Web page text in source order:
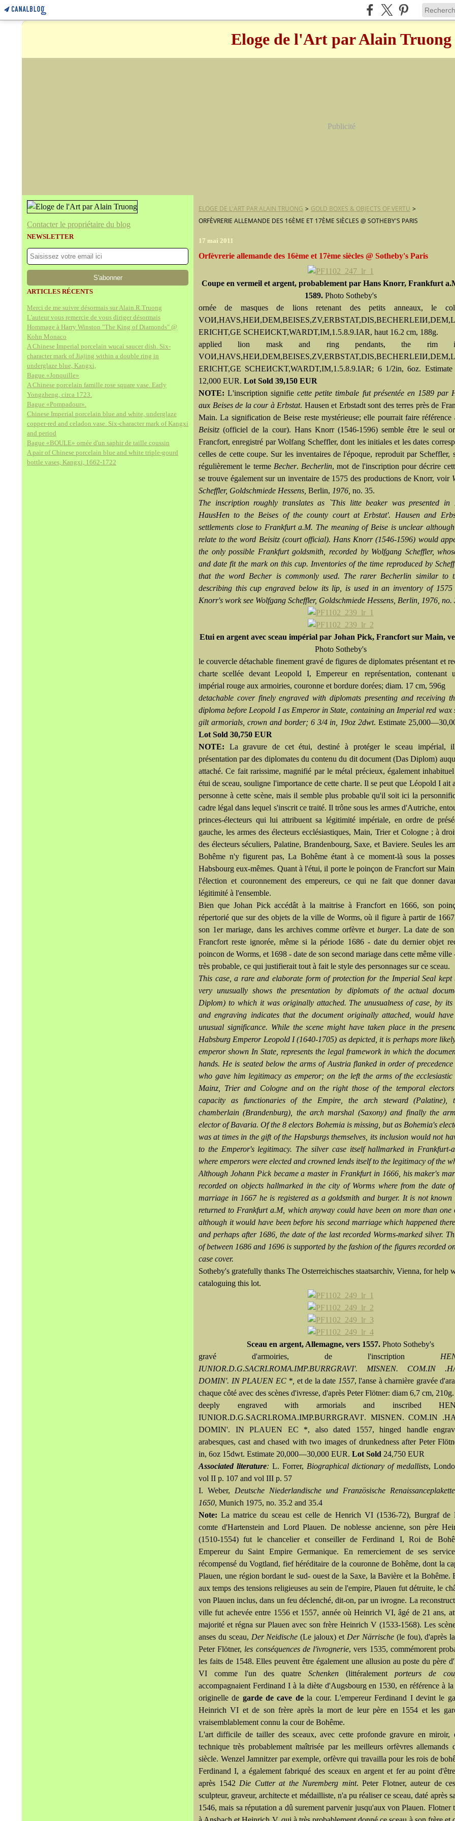
Eloge de l'Art par Alain Truong
Publicité
Contacter le propriétaire du blog
NEWSLETTER
ARTICLES RÉCENTS
Merci de me suivre désormais sur Alain.R.Truong
L'auteur vous remercie de vous diriger désormais
Hommage à Harry Winston "The King of Diamonds" @
Kohn Monaco
A Chinese Imperial porcelain wucai saucer dish. Six-
character mark of Jiajing within a double ring in
underglaze blue, Kangxi,
Bague «Jonquille»
A Chinese porcelain famille rose square vase. Early
Yongzheng, circa 1723.
Bague «Pompadour».
Chinese Imperial porcelain blue and white, underglaze
copper-red and celadon vase. Six-character mark of Kangxi
and period
Bague «BOULE» ornée d'un saphir de taille coussin
A pair of Chinese porcelain blue and white triple-gourd
bottle vases, Kangxi, 1662-1722
ELOGE DE L'ART PAR ALAIN TRUONG > GOLD BOXES & OBJECTS OF VERTU >
ORFÈVRERIE ALLEMANDE DES 16ÈME ET 17ÈME SIÈCLES @ SOTHEBY'S PARIS
17 mai 2011
Orfèvrerie allemande des 16ème et 17ème siècles @ Sotheby's Paris
Coupe en vermeil et argent, probablement par Hans Knorr, Frankfurt
1589. Photo Sotheby's
ornée de masques de lions retenant des petits anneaux, le
ERICHT,GE SCHEИCKT,WARDT,IM,1.5.8.9.IAR, haut 16.2 cm, 188g.
applied lion mask and ring pendants, the rim
ERICHT,GE SCHEИCKT,WARDT,IM,1.5.8.9.IAR; 6 1/2in, 6oz.
12,000 EUR. Lot Sold 39,150 EUR
NOTE:L'inscription signifiecette petite timbale fut présentée en 1589 par
aux Beises de la cour à Erbstat. Hausen et Erbstadt sont des terres près de
Main. La signification de Beise reste mystérieuse; elle pourrait faire référence
Beisitz (officiel de la cour). Hans Knorr (1546-1596) semble être le seul
Francfort, enregistré par Wolfang Scheffler, dont les initiales et les dates
celles de cette coupe. Sur les inventaires de l'époque, reproduit par Scheffler,
régulièrement le terme Becher. Becherlin, mot de l'inscription pour décrire
se trouve également sur un inventaire de 1575 des productions de Knorr, voir
Scheffler, Goldschmiede Hessens, Berlin, 1976, no. 35.
The inscription roughly translates as `This litte beaker was presented in
HausHen to the Beises of the county court at Erbstat'. Hausen and
settlements close to Frankfurt a.M. The meaning of Beise is unclear
relate to the word Beisitz (court official). Hans Knorr (1546-1596) would
the only possible Frankfurt goldsmith, recorded by Wolfgang Scheffler,
and date fit the mark on this cup. Inventories of the time reproduced by
that the word Becher is commonly used. The rarer Becherlin similar to
describing this cup engraved below its lip, is used in an inventory of 1575
Knorr's work see Wolfgang Scheffler, Goldschmiede Hessens, Berlin, 1976, no.
Etui en argent avec sceau impérial par Johan Pick, Francfort sur Main,
Photo Sotheby's
le couvercle détachable finement gravé de figures de diplomates présentant et
charte scellée devant Leopold I, Empereur en représentation, contenant
impérial rouge aux armoiries, couronne et bordure dorées; diam. 17 cm, 596g
detachable cover finely engraved with diplomats presenting and receiving
diploma before Leopold I as Emperor in State, containing an Imperial red wax
gilt armorials, crown and border; 6 3/4 in, 19oz 2dwt. Estimate
Lot Sold 30,750 EUR
NOTE: La gravure de cet étui, destiné à protéger le sceau impérial,
présentation par des diplomates du contenu du dit document (Das Diplom)
attaché. Ce fait rarissime, magnifié par le métal précieux, également
étui de sceau, souligne l'importance de cette charte. Il se peut que Léopold I ait
personne à cette scène, mais il semble plus probable qu'il soit ici la
cadre légal dans lequel s'inscrit ce traité. Il trône sous les armes d'Autriche,
princes-électeurs qui lui attribuent sa légitimité impériale, en ordre de
gauche, les armes des électeurs ecclésiastiques, Main, Trier et Cologne ; à
des électeurs séculiers, Palatine, Brandenbourg, Saxe, et Baviere. Seules les
Bohême n'y figurent pas, La Bohême étant à ce moment-là sous la
Habsbourg eux-mêmes. Quant à l'étui, il porte le poinçon de Francfort sur
l'élection et couronnement des empereurs, ce qui ne fait que donner
légitimité à l'ensemble.
Bien que Johan Pick accédât à la maitrise à Francfort en 1666, son
répertorié que sur des objets de la ville de Worms, où il figure à partir de
son 1ermariage, dans les archives comme orfèvre et burger. La date de
Francfort reste ignorée, même si la période 1686 - date du dernier objet
poincon de Worms, et 1698 - date de son second mariage dans cette même ville
très probable, ce qui justifierait tout à fait le style des personnages sur ce sceau.
This case, a rare and elaborate form of protection for the Imperial Seal kept
very unusually shows the presentation by diplomats of the actual
Diplom) to which it was originally attached. The unusualness of case, by its
and engraving indicates that the document originally attached, would
unusual significance. While the scene might have taken place in the
Habsburg Emperor Leopold I (1640-1705) as depicted, it is perhaps more
emperor shown In State, represents the legal framework in which the
hands. He is seated below the arms of Austria flanked in order of precedence
who gave him legitimacy as emperor; on the left the arms of the ecclesiastic
Mainz, Trier and Cologne and on the right those of the temporal
capacity as functionaries of the Empire, the arch steward (Palatine),
chamberlain (Brandenburg), the arch marshal (Saxony) and finally the
elector of Bavaria. Of the 8 electors Bohemia is missing, but as Bohemia's
was at times in the gift of the Hapsburgs themselves, its inclusion would not
to the Emperor's legitimacy. The silver case itself hallmarked in Frankfurt-
where emperors were elected and crowned lends itself to the legitimacy of the
Although Johann Pick became a master in Frankfurt in 1666, his maker's
recorded on objects hallmarked in the city of Worms where from the date
marriage in 1667 he is registered as a goldsmith and burger. It is not known
returned to Frankfurt a.M, which anyway could have been on more than one
although it would have been before his second marriage which happened
and perhaps after 1686, the date of the last recorded Worms-marked silver.
of between 1686 and 1696 is supported by the fashion of the figures recorded
case cover.
Sotheby's gratefully thanks The Osterreichisches staatsarchiv, Vienna, for help
cataloguing this lot.
Sceau en argent, Allemagne, vers 1557. Photo Sotheby's
gravé d'armoiries, de l'inscription
IUNIOR.D.G.SACRI.ROMA.IMP.BURRGRAVI'. MISNEN. COM.IN
DOMIN'. IN PLAUEN EC *, et de la date 1557, l'anse à charnière gravée
chaque côté avec des scènes d'ivresse, d'après Peter Flötner: diam 6,7 cm, 210g.
deeply engraved with armorials and inscribed
IUNIOR.D.G.SACRI.ROMA.IMP.BURRGRAVI'. MISNEN. COM.IN
DOMIN'. IN PLAUEN EC *, also dated 1557, hinged handle
arabesques, cast and chased with two images of drunkedness after Peter
in, 6oz 15dwt. Estimate 20,000—30,000 EUR. Lot Sold 24,750 EUR
Associated literature: L. Forrer, Biographical dictionary of medallists,
vol II p. 107 and vol III p. 57
I. Weber, Deutsche Niederlandische und Französische
1650, Munich 1975, no. 35.2 and 35.4
Note:La matrice du sceau est celle de Henrich VI (1536-72), Burgraf de
comte d'Hartenstein and Lord Plauen. De noblesse ancienne, son père
(1510-1554) fut le chancelier et conseiller de Ferdinand I, Roi de
Empereur du Saint Empire Germanique. En remerciement de ses
récompensé du Vogtland, fief héréditaire de la couronne de Bohême, dont la
Plauen, une région bordant le sud- ouest de la Saxe, la Bavière et la Bohême.
aux temps des tensions religieuses au sein de l'empire, Plauen fut détruite, le
von Plauen inclus, dans un feu déclenché, dit-on, par un ivrogne. La
ville fut achevée entre 1556 et 1557, année où Heinrich VI, âgé de 21 ans,
majorité et régna sur Plauen avec son frère Heinrich V (1533-1568). Les
anses du sceau, Der Neidische (Le jaloux) et Der Närrische (le fou), d'après
Peter Flötner, les conséquences de l'ivrognerie, vers 1535, commémorent
les faits de 1548. Elles peuvent être également une allusion au poste du père
VI comme l'un des quatre Schenken (littéralement porteurs de
accompagnaient Ferdinand I à la diète d'Augsbourg en 1530, en référence à
originelle de garde de cave dela cour. L'empereur Ferdinand I devint le
Heinrich VI et de son frère après la mort de leur père en 1554 et les
vraisemblablement connu la cour de Bohême.
L'art difficile de tailler des sceaux, avec cette profonde gravure en miroir,
technique très probablement maîtrisée par les meilleurs orfèvres
siècle. Wenzel Jamnitzer par exemple, orfèvre qui travailla pour les rois de
Ferdinand I, a également fabriqué des sceaux en argent et fer au point
après 1542 Die Cutter at the Nuremberg mint. Peter Flotner, auteur de
sculpteur, graveur, architecte et médailliste, n'a pu réaliser ce sceau, daté après
1546, mais sa réputation a dû surement parvenir jusqu'aux von Plauen. Flotner